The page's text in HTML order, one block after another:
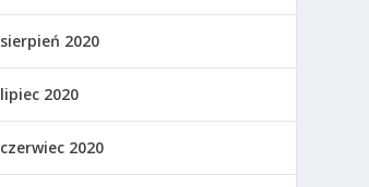
sierpień 2020
lipiec 2020
czerwiec 2020